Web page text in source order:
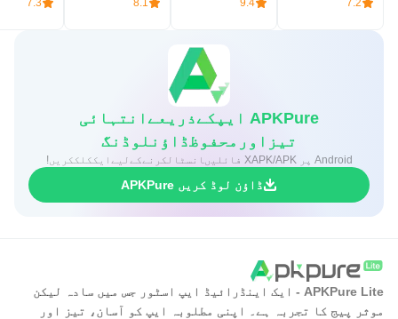
https://www.abjjad.com/static/privacy
APKPure ایپکےذریعےانتہائی
تیزاورمحفوظڈاؤنلوڈنگ
Android پر XAPK/APK فائلیںانسٹالکرنےکےلیےایککلککریں!
ڈاؤن لوڈ کریں APKPure
APKPure Lite - ایک اینڈرائیڈ ایپ اسٹور جس میں سادہ لیکن
موثر پیج کا تجربہ ہے۔ اپنی مطلوبہ ایپ کو آسان، تیز اور